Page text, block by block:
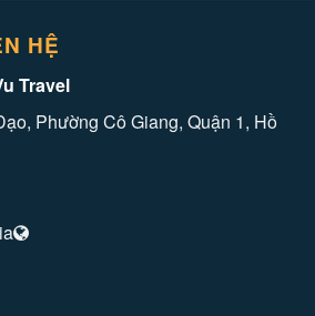
HỆ
Travel
Phường Cô Giang, Quận 1, Hồ